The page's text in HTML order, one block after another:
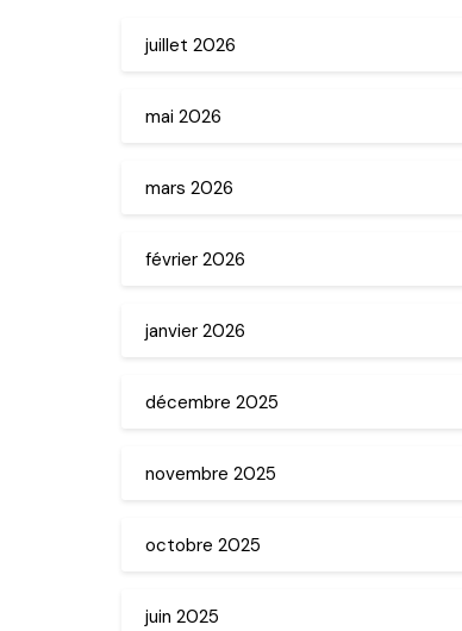
juillet 2026
mai 2026
mars 2026
février 2026
janvier 2026
décembre 2025
novembre 2025
octobre 2025
juin 2025